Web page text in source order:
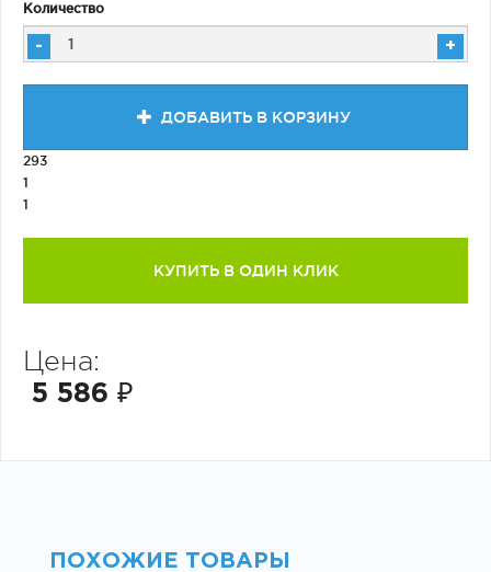
Количество
- +
ДОБАВИТЬ В КОРЗИНУ
293
1
1
КУПИТЬ В ОДИН КЛИК
Цена:
5 586 ₽
ПОХОЖИЕ ТОВАРЫ